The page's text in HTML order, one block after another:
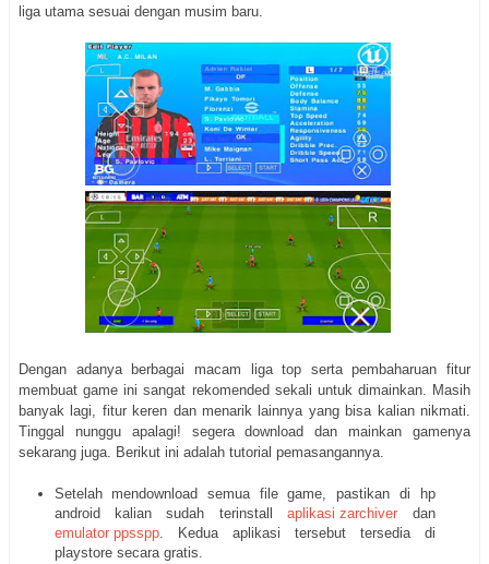
liga utama sesuai dengan musim baru.
Dengan adanya berbagai macam liga top serta pembaharuan fitur
membuat game ini sangat rekomended sekali untuk dimainkan. Masih
banyak lagi, fitur keren dan menarik lainnya yang bisa kalian nikmati.
Tinggal nunggu apalagi! segera download dan mainkan gamenya
sekarang juga. Berikut ini adalah tutorial pemasangannya.
Setelah mendownload semua file game, pastikan di hp
android kalian sudah terinstallaplikasi zarchiver dan
emulator ppsspp. Kedua aplikasi tersebut tersedia di
playstore secara gratis.